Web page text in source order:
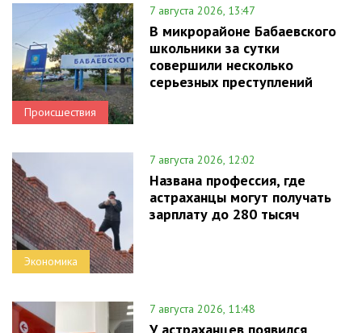
Происшествия
7 августа 2026, 13:47
В микрорайоне Бабаевского
школьники за сутки
совершили несколько
серьезных преступлений
Экономика
7 августа 2026, 12:02
Названа профессия, где
астраханцы могут получать
зарплату до 280 тысяч
7 августа 2026, 11:48